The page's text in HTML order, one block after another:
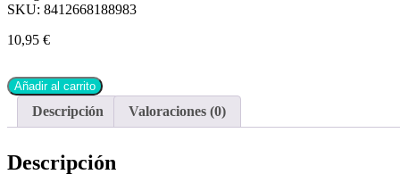
SKU: 8412668188983
10,95 €
Añadir al carrito
Descripción Valoraciones (0)
Descripción